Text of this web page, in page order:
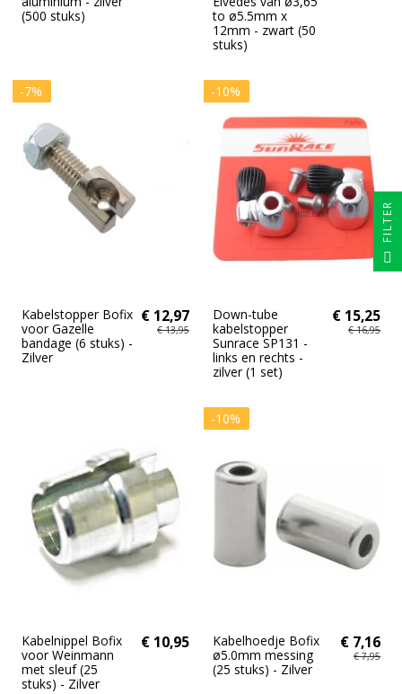
(500 stuks)
to ø5.5mm x
12mm - zwart (50
stuks)
-7%
Kabelstopper Bofix
voor Gazelle
bandage (6 stuks) -
Zilver
€ 12,97
€ 13,95
-10%
Down-tube
kabelstopper
Sunrace SP131 -
links en rechts -
zilver (1 set)
€ 15,25
€ 16,95
Kabelnippel Bofix
voor Weinmann
met sleuf (25
stuks) - Zilver
€ 10,95
-10%
Kabelhoedje Bofix
ø5.0mm messing
(25 stuks) - Zilver
€ 7,16
€ 7,95
FILTER